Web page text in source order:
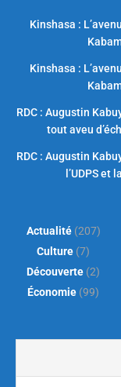
Kinshasa :
Kinshasa :
RDC : Augustin
tout aveu
RDC : Augustin
l’UDPS
Actualité(207)
Culture (7)
Découverte (2)
Économie (99)